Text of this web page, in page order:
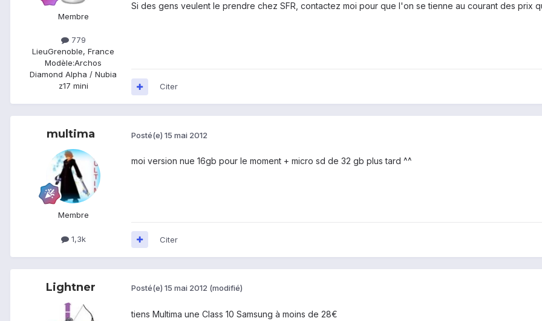
Membre
779
LieuGrenoble, France
Modèle:Archos
Diamond Alpha / Nubia
z17 mini
Si des gens veulent le prendre chez SFR, contactez moi pour que l'on se tienne au courant des prix
Citer
multima
Membre
1,3k
Posté(e) 15 mai 2012
moi version nue 16gb pour le moment + micro sd de 32 gb plus tard ^^
Citer
Lightner Posté(e) 15 mai 2012 (modifié)
tiens Multima une Class 10 Samsung à moins de 28€